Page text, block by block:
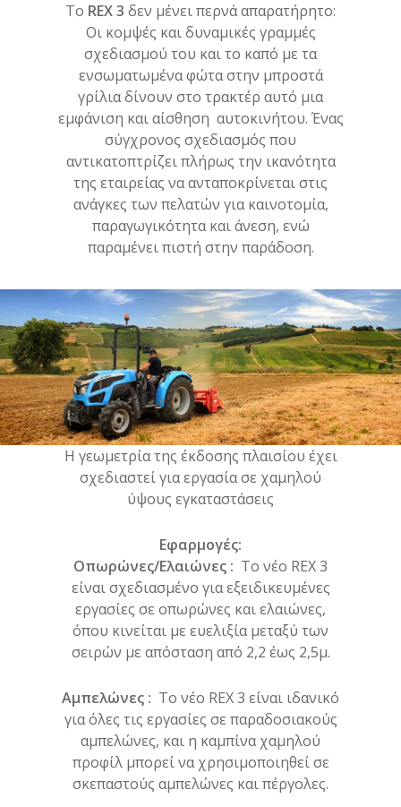
Το REX 3 δεν μένει περνά απαρατήρητο:
Οι κομψές και δυναμικές γραμμές
σχεδιασμού του και το καπό με τα
ενσωματωμένα φώτα στην μπροστά
γρίλια δίνουν στο τρακτέρ αυτό μια
εμφάνιση και αίσθηση αυτοκινήτου. Ένας
σύγχρονος σχεδιασμός που
αντικατοπτρίζει πλήρως την ικανότητα
της εταιρείας να ανταποκρίνεται στις
ανάγκες των πελατών για καινοτομία,
παραγωγικότητα και άνεση, ενώ
παραμένει πιστή στην παράδοση.
Η γεωμετρία της έκδοσης πλαισίου έχει
σχεδιαστεί για εργασία σε χαμηλού
ύψους εγκαταστάσεις
Εφαρμογές:
Οπωρώνες/Ελαιώνες : Το νέο REX 3
είναι σχεδιασμένο για εξειδικευμένες
εργασίες σε οπωρώνες και ελαιώνες,
όπου κινείται με ευελιξία μεταξύ των
σειρών με απόσταση από 2,2 έως 2,5μ.
Αμπελώνες : Το νέο REX 3 είναι ιδανικό
για όλες τις εργασίες σε παραδοσιακούς
αμπελώνες, και η καμπίνα χαμηλού
προφίλ μπορεί να χρησιμοποιηθεί σε
σκεπαστούς αμπελώνες και πέργολες.